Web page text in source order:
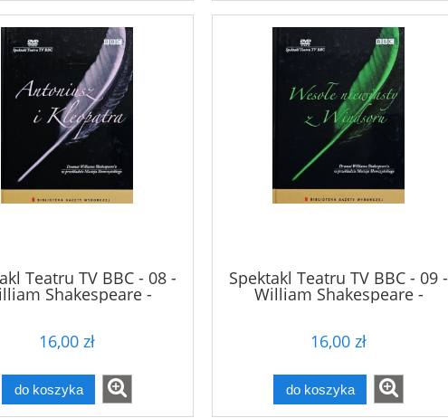
Teatru TV BBC - 08 -
Shakespeare -
i Kleopatra - DVD
16,00 zł
do koszyka
Spektakl Teatru TV BBC - 09 -
William Shakespeare -
Wesołe niewiasty z Windsoru
16,00 zł
do koszyka